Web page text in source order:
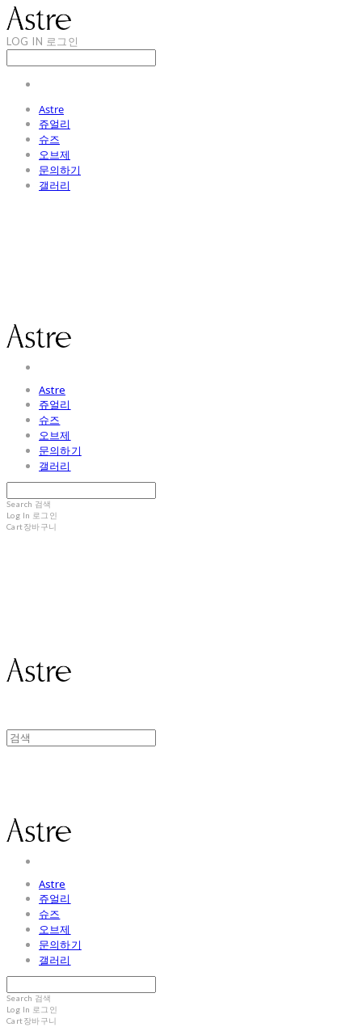
LOG IN 로그인
Astre
쥬얼리
슈즈
오브제
문의하기
갤러리
Astre
쥬얼리
슈즈
오브제
문의하기
갤러리
Search 검색
Log In 로그인
Cart장바구니
Astre
쥬얼리
슈즈
오브제
문의하기
갤러리
Search 검색
Log In 로그인
Cart장바구니